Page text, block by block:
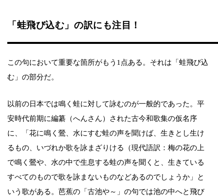
「蛙飛び込む」の訳にも注目！
この句において重要な箇所がもう1点ある。それは「蛙飛び込
む」の部分だ。
以前の日本では鳴く蛙に対して詠むのが一般的であった。平
安時代前期に編纂（へんさん）された古今和歌集の仮名序
に、「花に鳴く鶯、水にすむ蛙の声を聞けば、生きとし生け
るもの、いづれか歌を詠まざりける（現代語訳：梅の花の上
で鳴く鶯や、水の中で生息する蛙の声を聞くと、生きている
すべてのもので歌を詠まないものなどあるのでしょうか」と
いう歌がある。芭蕉の「古池や～」の句では池の中へと飛び